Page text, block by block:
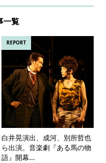
一覧
REPORT
白井晃演出、成河、別所哲也
ら出演。音楽劇『ある馬の物
語』開幕...